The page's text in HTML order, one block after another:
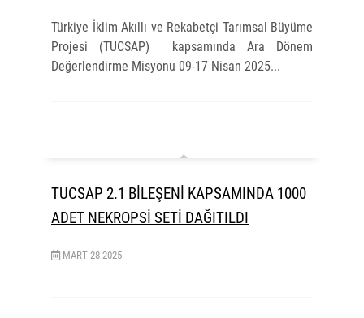
Türkiye İklim Akıllı ve Rekabetçi Tarımsal Büyüme
Projesi (TUCSAP)
kapsamında Ara Dönem
Değerlendirme Misyonu 09-17 Nisan 2025...
TUCSAP 2.1 BİLEŞENİ KAPSAMINDA 1000
ADET NEKROPSİ SETİ DAĞITILDI
MART 28 2025